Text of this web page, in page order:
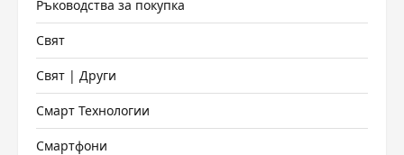
Ръководства за покупка
Свят
Свят | Други
Смарт Технологии
Смартфони